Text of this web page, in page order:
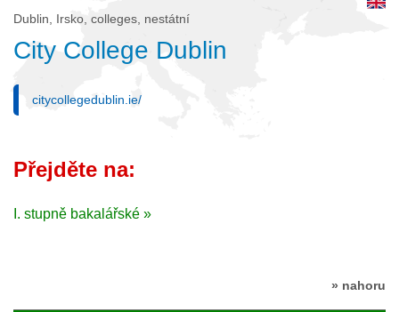
Dublin, Irsko, colleges, nestátní
City College Dublin
citycollegedublin.ie/
Přejděte na:
I. stupně bakalářské »
» nahoru